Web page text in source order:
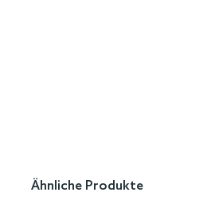
Ähnliche Produkte